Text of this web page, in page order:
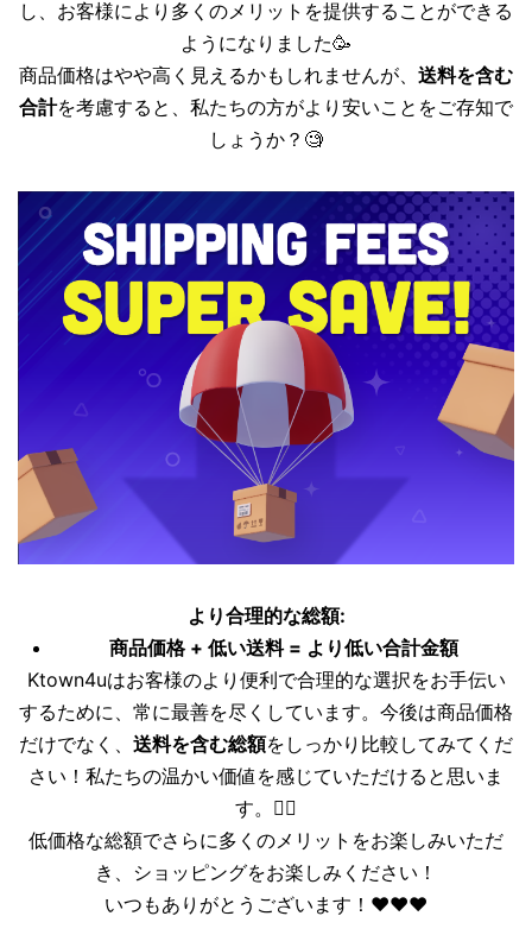
し、お客様により多くのメリットを提供することができる
ようになりました🥳
商品価格はやや高く見えるかもしれませんが、 送料を含む
合計を考慮すると、私たちの方がより安いことをご存知で
しょうか？🧐
より合理的な総額:
商品価格 + 低い送料 = より低い合計金額
Ktown4uはお客様のより便利で合理的な選択をお手伝い
するために、常に最善を尽くしています。今後は商品価格
だけでなく、 送料を含む総額をしっかり比較してみてくだ
さい！私たちの温かい価値を感じていただけると思いま
す。❤️‍🔥
低価格な総額でさらに多くのメリットをお楽しみいただ
き、ショッピングをお楽しみください！
いつもありがとうございます！❤️❤️❤️